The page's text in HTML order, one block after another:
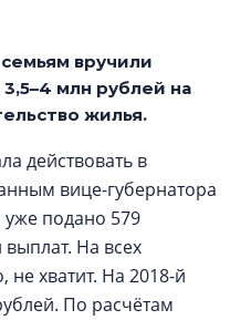
вручили
млн рублей на
жилья.
действовать в
вице-губернатора
подано 579
На всех
хватит. На 2018-й
По расчётам